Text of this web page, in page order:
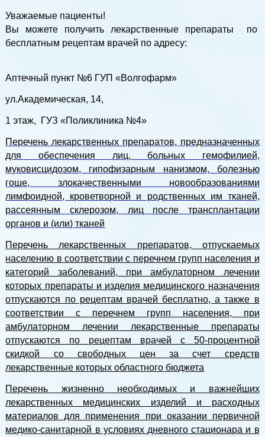
Уважаемые пациенты!
Вы можете получить лекарственные препараты по
бесплатным рецептам врачей по адресу:
Аптечный пункт №6 ГУП «Волгофарм»
ул.Академическая, 14,
1 этаж, ГУЗ «Поликлиника №4»
Перечень лекарственных препаратов, предназначенных
для обеспечения лиц, больных гемофилией,
муковисцидозом, гипофизарным нанизмом, болезнью
гоше, злокачественными новообразованиями
лимфоидной, кроветворной и родственных им тканей,
рассеянным склерозом, лиц после трансплантации
органов и (или) тканей
Перечень лекарственных препаратов, отпускаемых
населению в соответствии с перечнем групп населения и
категорий заболеваний, при амбулаторном лечении
которых препараты и изделия медицинского назначения
отпускаются по рецептам врачей бесплатно, а также в
соответствии с перечнем групп населения, при
амбулаторном лечении лекарственные препараты
отпускаются по рецептам врачей с 50-процентной
скидкой со свободных цен за счет средств
лекарственные которых областного бюджета
Перечень жизненно необходимых и важнейших
лекарственных медицинских изделий и расходных
материалов для применения при оказании первичной
медико-санитарной в условиях дневного стационара и в